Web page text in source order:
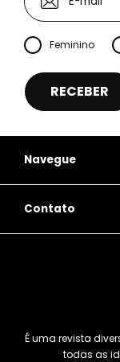
Feminino
Navegue
Contato
É uma revista
todas as